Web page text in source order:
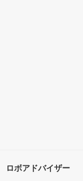
ロボアドバイザー